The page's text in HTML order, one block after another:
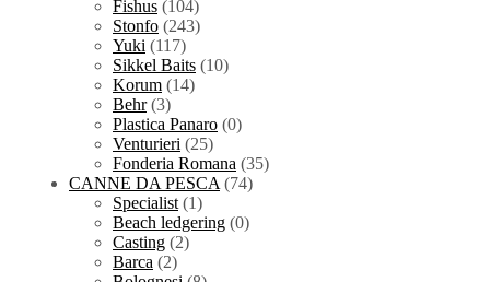
Fishus (104)
Stonfo (243)
Yuki (117)
Sikkel Baits (10)
Korum (14)
Behr (3)
Plastica Panaro (0)
Venturieri (25)
Fonderia Romana (35)
CANNE DA PESCA (74)
Specialist (1)
Beach ledgering (0)
Casting (2)
Barca (2)